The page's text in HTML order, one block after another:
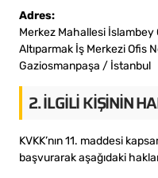
Adres:
Merkez Mahallesi İslambey
Altıparmak İş Merkezi Ofis
Gaziosmanpaşa / İstanbul
2. İLGILI KIŞININ
KVKK’nın 11. maddesi
başvurarak aşağıdaki